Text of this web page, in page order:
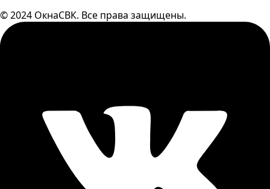
© 2024 ОкнаСВК. Все права защищены.